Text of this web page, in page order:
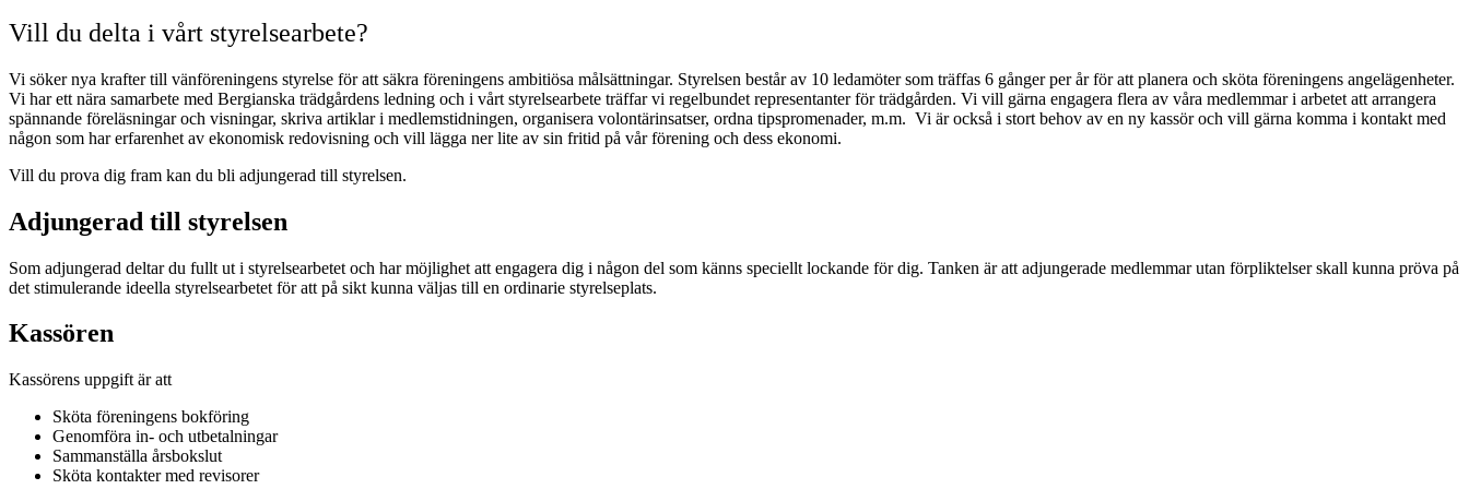
Vill du delta i vårt styrelsearbete?
Vi söker nya krafter till vänföreningens styrelse för att säkra föreningens ambitiösa målsättningar. Styrelsen består av 10 ledamöter som träffas 6 gånger per år för att planera och sköta föreningens angelägenheter.
Vi har ett nära samarbete med Bergianska trädgårdens ledning och i vårt styrelsearbete träffar vi regelbundet representanter för trädgården. Vi vill gärna engagera flera av våra medlemmar i arbetet att arrangera
spännande föreläsningar och visningar, skriva artiklar i medlemstidningen, organisera volontärinsatser, ordna tipspromenader, m.m. Vi är också i stort behov av en ny kassör och vill gärna komma i kontakt med
någon som har erfarenhet av ekonomisk redovisning och vill lägga ner lite av sin fritid på vår förening och dess ekonomi.
Vill du prova dig fram kan du bli adjungerad till styrelsen.
Adjungerad till styrelsen
Som adjungerad deltar du fullt ut i styrelsearbetet och har möjlighet att engagera dig i någon del som känns speciellt lockande för dig. Tanken är att adjungerade medlemmar utan förpliktelser skall kunna pröva på
det stimulerande ideella styrelsearbetet för att på sikt kunna väljas till en ordinarie styrelseplats.
Kassören
Kassörens uppgift är att
Sköta föreningens bokföring
Genomföra in- och utbetalningar
Sammanställa årsbokslut
Sköta kontakter med revisorer